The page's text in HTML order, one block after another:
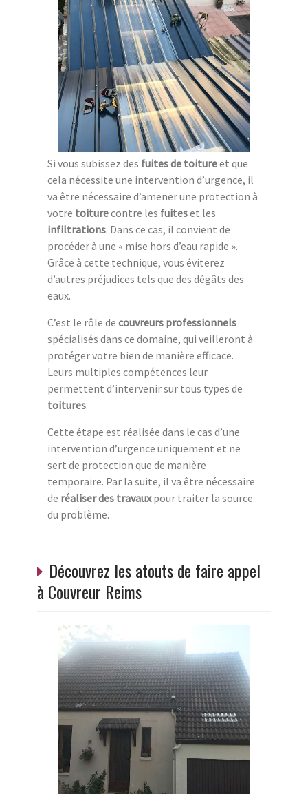
Si vous subissez des fuites de toitureet que
cela nécessite une intervention d’urgence, il
va être nécessaire d’amener une protection à
votre toiturecontre les fuiteset les
infiltrations. Dans ce cas, il convient de
procéder à une « mise hors d’eau rapide ».
Grâce à cette technique, vous éviterez
d’autres préjudices tels que des dégâts des
eaux.
C’est le rôle de couvreurs professionnels
spécialisés dans ce domaine, qui veilleront à
protéger votre bien de manière efficace.
Leurs multiples compétences leur
permettent d’intervenir sur tous types de
toitures.
Cette étape est réalisée dans le cas d’une
intervention d’urgence uniquement et ne
sert de protection que de manière
temporaire. Par la suite, il va être nécessaire
de réaliser des travauxpour traiter la source
du problème.
Découvrez les atouts de faire appel
à Couvreur Reims